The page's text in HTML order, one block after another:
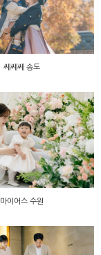
쎄쎄쎄 송도
마이어스 수원